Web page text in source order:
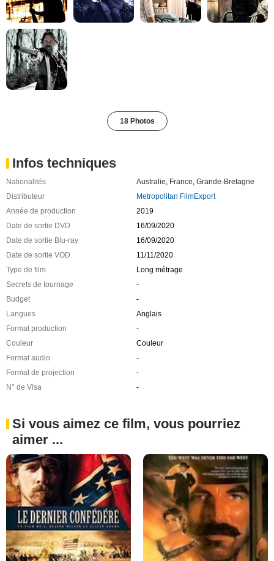
18 Photos
Infos techniques
Nationalités Australie France Grande-Bretagne
Distributeur
Metropolitan FilmExport
Année de production
2019
Date de sortie DVD
16/09/2020
Date de sortie Blu-ray
16/09/2020
Date de sortie VOD
11/11/2020
Type de film
Long métrage
Secrets de tournage
-
Budget
-
Langues
Anglais
Format production
-
Couleur
Couleur
Format audio
-
Format de projection
-
N° de Visa
-
Si vous aimez ce film, vous pourriez
aimer ...